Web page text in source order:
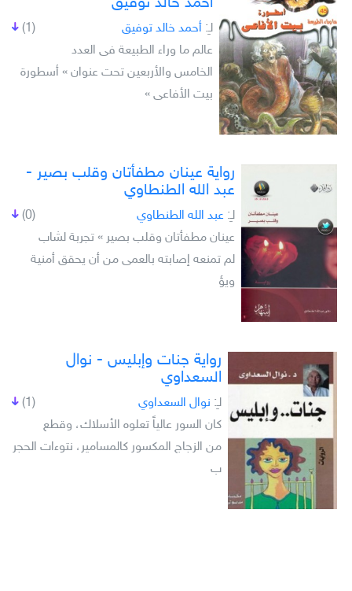
(1) لـِ: أحمد خالد توفيق
عالم ما وراء الطبيعة فى العدد
الخامس والأربعين تحت عنوان » أسطورة
بيت الأفاعى »
رواية عينان مطفأتان وقلب بصير -
عبد الله الطنطاوي
(0) لـِ: عبد الله الطنطاوي
عينان مطفأتان وقلب بصير » تجربة لشاب
لم تمنعه إصابته بالعمى من أن يحقق أمنية
ويؤ
رواية جنات وإبليس - نوال
السعداوي
(1) لـِ: نوال السعداوي
كان السور عالياً تعلوه الأسلاك، وقطع
من الزجاج المكسور كالمسامير، نتوءات الحجر
ب